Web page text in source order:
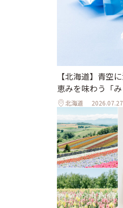
【北海道】青空
恵みを味わう「み
北海道 2026.07.27